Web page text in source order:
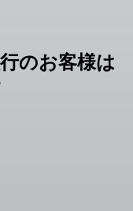
のお客様は